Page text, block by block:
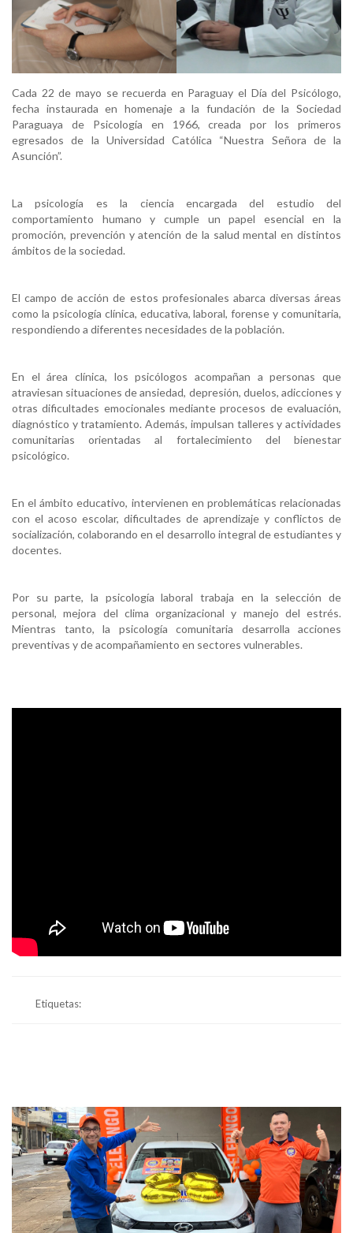
Cada 22 de mayo se recuerda en Paraguay el Día del Psicólogo,
fecha instaurada en homenaje a la fundación de la Sociedad
Paraguaya de Psicología en 1966, creada por los primeros
egresados de la Universidad Católica “Nuestra Señora de la
Asunción”.
La psicología es la ciencia encargada del estudio del
comportamiento humano y cumple un papel esencial en la
promoción, prevención y atención de la salud mental en distintos
ámbitos de la sociedad.
El campo de acción de estos profesionales abarca diversas áreas
como la psicología clínica, educativa, laboral, forense y comunitaria,
respondiendo a diferentes necesidades de la población.
En el área clínica, los psicólogos acompañan a personas que
atraviesan situaciones de ansiedad, depresión, duelos, adicciones y
otras dificultades emocionales mediante procesos de evaluación,
diagnóstico y tratamiento. Además, impulsan talleres y actividades
comunitarias orientadas al fortalecimiento del bienestar
psicológico.
En el ámbito educativo, intervienen en problemáticas relacionadas
con el acoso escolar, dificultades de aprendizaje y conflictos de
socialización, colaborando en el desarrollo integral de estudiantes y
docentes.
Por su parte, la psicología laboral trabaja en la selección de
personal, mejora del clima organizacional y manejo del estrés.
Mientras tanto, la psicología comunitaria desarrolla acciones
preventivas y de acompañamiento en sectores vulnerables.
Etiquetas: